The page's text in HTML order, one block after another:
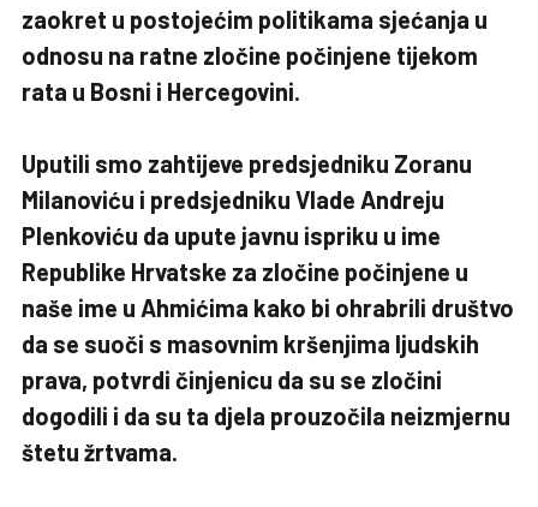
zaokret u postojećim politikama sjećanja u
odnosu na ratne zločine počinjene tijekom
rata u Bosni i Hercegovini.
Uputili smo zahtijeve predsjedniku Zoranu
Milanoviću i predsjedniku Vlade Andreju
Plenkoviću da upute javnu ispriku u ime
Republike Hrvatske za zločine počinjene u
naše ime u Ahmićima kako bi ohrabrili društvo
da se suoči s masovnim kršenjima ljudskih
prava, potvrdi činjenicu da su se zločini
dogodili i da su ta djela prouzočila neizmjernu
štetu žrtvama.